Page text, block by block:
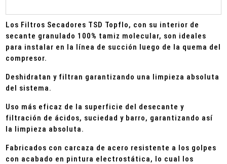
Los Filtros Secadores TSD Topflo, con su interior de
secante granulado 100% tamiz molecular, son ideales
para instalar en la línea de succión luego de la quema del
compresor.
Deshidratan y filtran garantizando una limpieza absoluta
del sistema.
Uso más eficaz de la superficie del desecante y
filtración de ácidos, suciedad y barro, garantizando así
la limpieza absoluta.
Fabricados con carcaza de acero resistente a los golpes
con acabado en pintura electrostática, lo cual los